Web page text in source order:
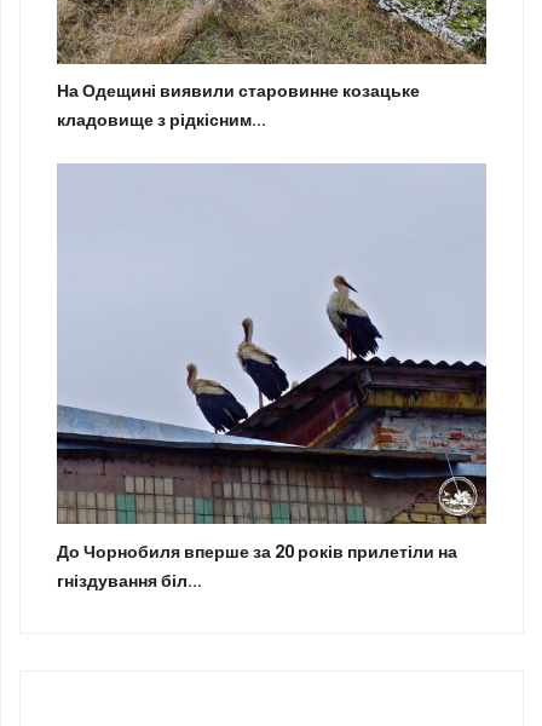
На Одещині виявили старовинне козацьке
кладовище з рідкісним...
До Чорнобиля вперше за 20 років прилетіли на
гніздування біл...